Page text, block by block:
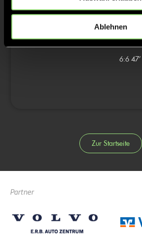
Ablehnen
4/4
6:6 47’
Zur Startseite
Partner